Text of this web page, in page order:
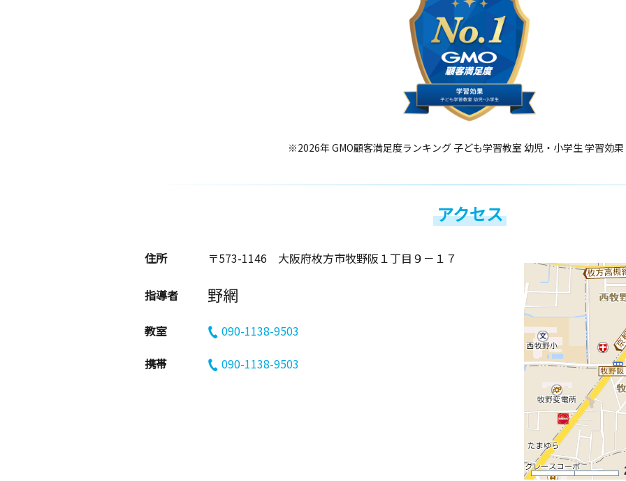
※2026年 GMO顧客満足度ランキング 子ども学習教室 幼児・小学生 学習効
アクセス
住所 〒573-1146 大阪府枚方市牧野阪１丁目９－１７
指導者 野網
教室
090-1138-9503
携帯
090-1138-9503